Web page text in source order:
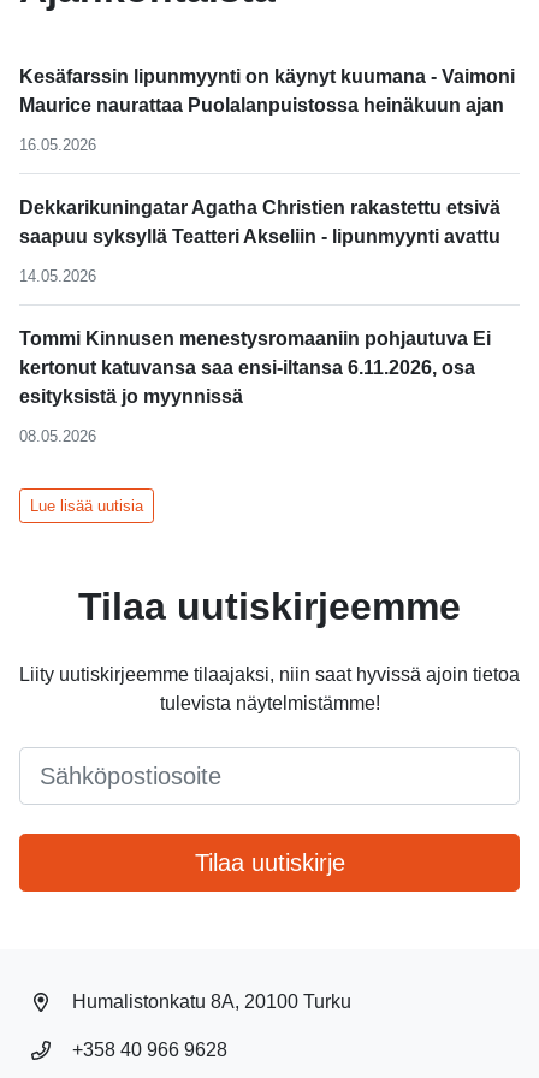
Kesäfarssin lipunmyynti on käynyt kuumana - Vaimoni
Maurice naurattaa Puolalanpuistossa heinäkuun ajan
16.05.2026
Dekkarikuningatar Agatha Christien rakastettu etsivä
saapuu syksyllä Teatteri Akseliin - lipunmyynti avattu
14.05.2026
Tommi Kinnusen menestysromaaniin pohjautuva Ei
kertonut katuvansa saa ensi-iltansa 6.11.2026, osa
esityksistä jo myynnissä
08.05.2026
Lue lisää uutisia
Tilaa uutiskirjeemme
Liity uutiskirjeemme tilaajaksi, niin saat hyvissä ajoin tietoa
tulevista näytelmistämme!
Tilaa uutiskirje
Humalistonkatu 8A, 20100 Turku
+358 40 966 9628